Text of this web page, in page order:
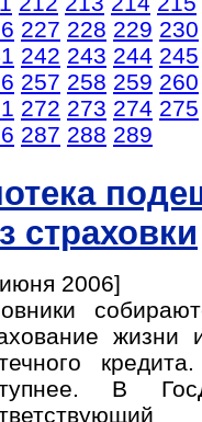
227 228 229 230
242 243 244 245
257 258 259 260
272 273 274 275
287 288 289
страховки
2006]
жизни
В